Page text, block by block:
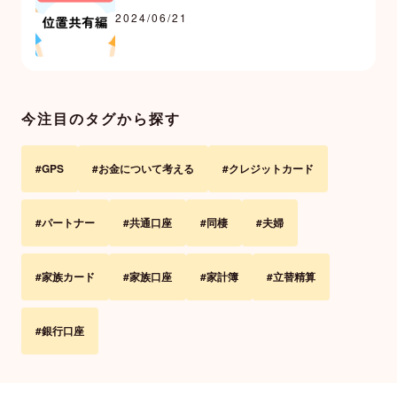
Todo
アカウント共有
家族メール
家族クーポン
2024/06/21
今注目のタグから探す
#GPS #お金について考える #クレジットカード
#パートナー #共通口座 #同棲 #夫婦
#家族カード #家族口座 #家計簿 #立替精算
#銀行口座